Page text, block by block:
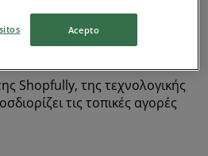
Doca
Shopfully, της τεχνολογικής
τις τοπικές αγορές
Acepto